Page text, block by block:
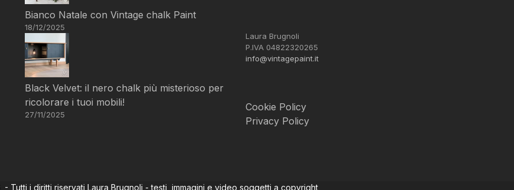
Bianco Natale con Vintage chalk Paint
18/12/2025
Black Velvet: il nero chalk più misterioso per
ricolorare i tuoi mobili!
27/11/2025
Laura Brugnoli
P.IVA 04822320265
info@vintagepaint.it
Cookie Policy
Privacy Policy
Tutti i diritti riservati Laura Brugnoli - testi, immagini e video soggetti a copyright